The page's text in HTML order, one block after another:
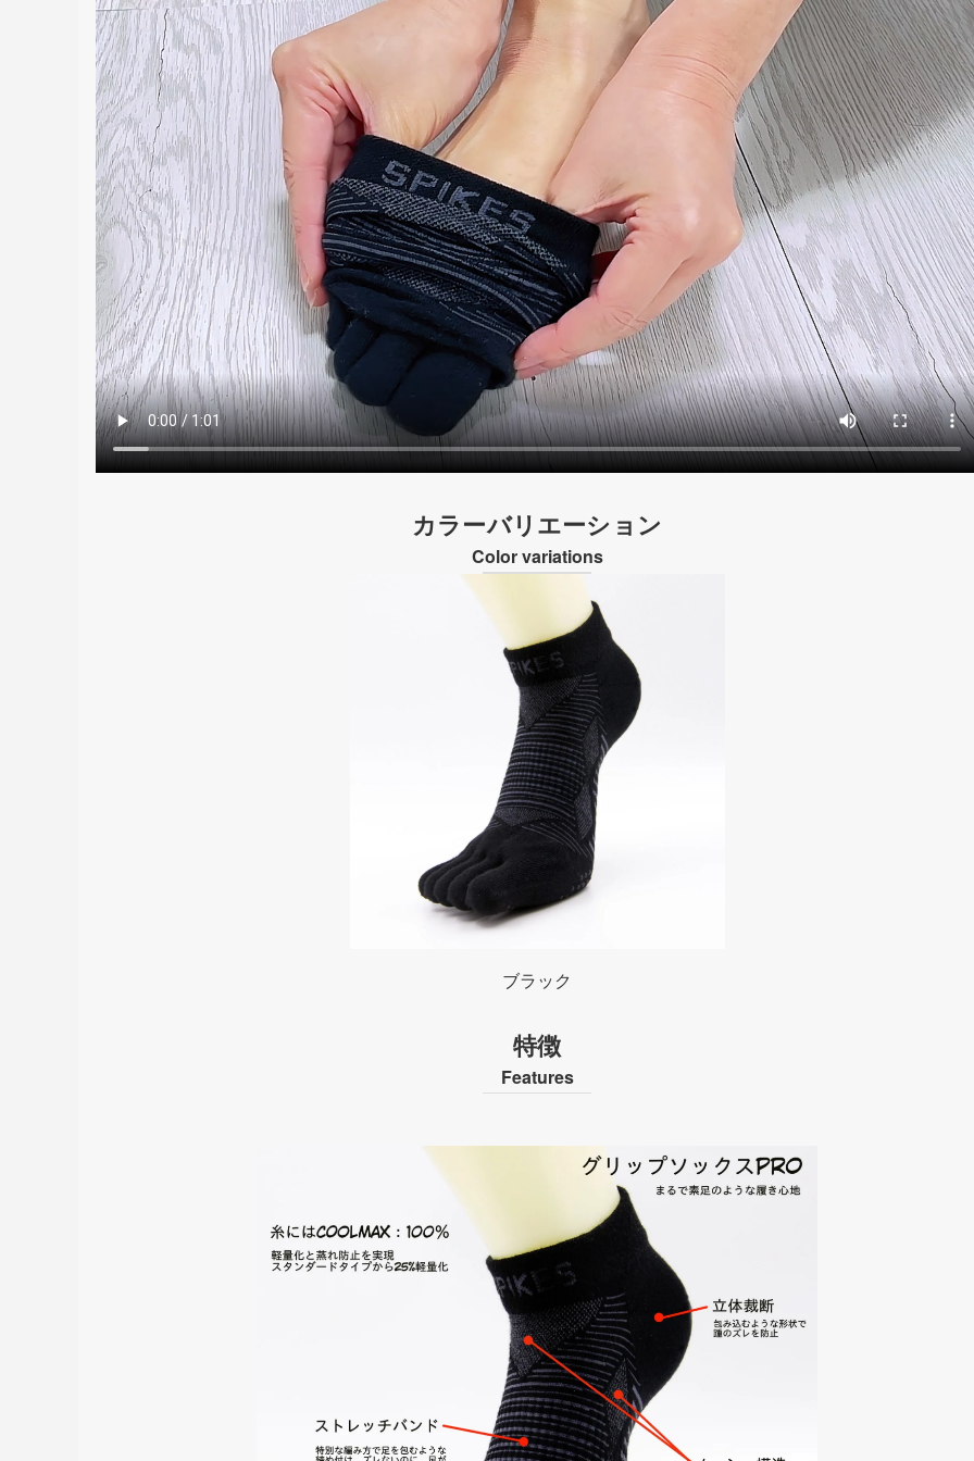
カラーバリエーション
Color variations
ブラック
特徴
Features